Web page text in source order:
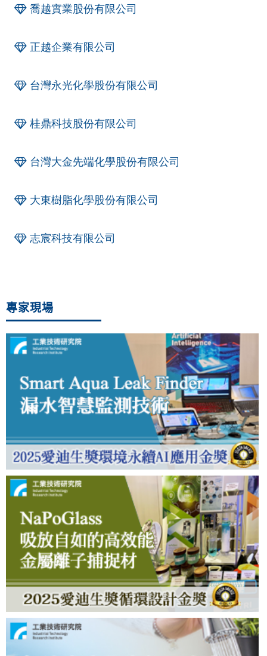
喬越實業股份有限公司
正越企業有限公司
台灣永光化學股份有限公司
桂鼎科技股份有限公司
台灣大金先端化學股份有限公司
大東樹脂化學股份有限公司
志宸科技有限公司
專家現場